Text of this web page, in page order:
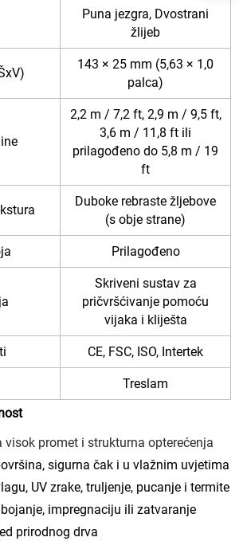
Puna jezgra, Dvostrani
žlijeb
143 × 25 mm (5,63 × 1,0
palca)
2,2 m / 7,2 ft, 2,9 m / 9,5 ft,
3,6 m / 11,8 ft ili
prilagođeno do 5,8 m / 19
ft
Duboke rebraste žljebove
(s obje strane)
Prilagođeno
Skriveni sustav za
pričvršćivanje pomoću
vijaka i kliješta
CE, FSC, ISO, Intertek
Treslam
visok promet i strukturna opterećenja
sigurna čak i u vlažnim uvjetima
UV zrake, truljenje, pucanje i termite
impregnaciju ili zatvaranje
prirodnog drva